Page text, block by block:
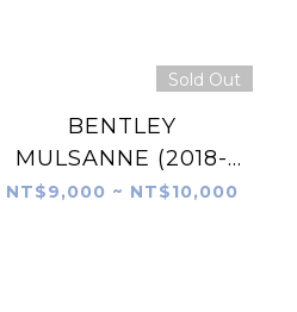
Sold Out
BENTLEY
MULSANNE (2018-
2024)
NT$9,000 ~ NT$10,000